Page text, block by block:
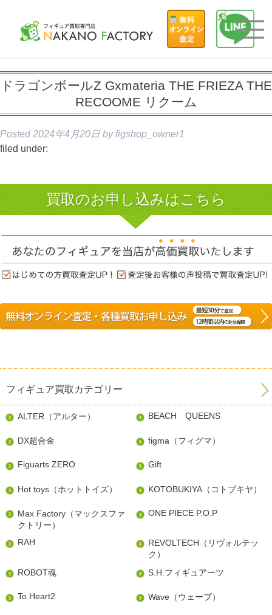
ドラゴンボールZ Gxmateria THE FRIEZA THE
RECOOME リクーム
Posted 2024年4月20日 by figshop_owner1
filed under:
買取のお申し込みはこちら
フィギュア買取カテゴリー
ALTER（アルター） BEACH QUEENS
DX超合金 figma（フィグマ）
Figuarts ZERO Gift
Hot toys（ホットトイズ） KOTOBUKIYA（コトブキヤ）
Max Factory（マックスファ
クトリー）
ONE PIECE P.O.P
RAH
REVOLTECH（リヴォルテッ
ク）
ROBOT魂
S.H.フィギュアーツ
To Heart2 Wave（ウェーブ）